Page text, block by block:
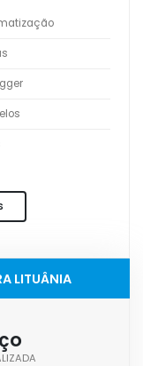
LITUÂNIA